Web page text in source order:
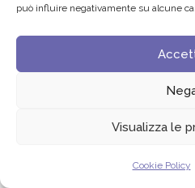
può influire negativamente su alcune
Visualizza le
Cookie Policy